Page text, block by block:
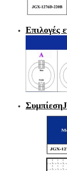
Επιλογές
Συμπίεση